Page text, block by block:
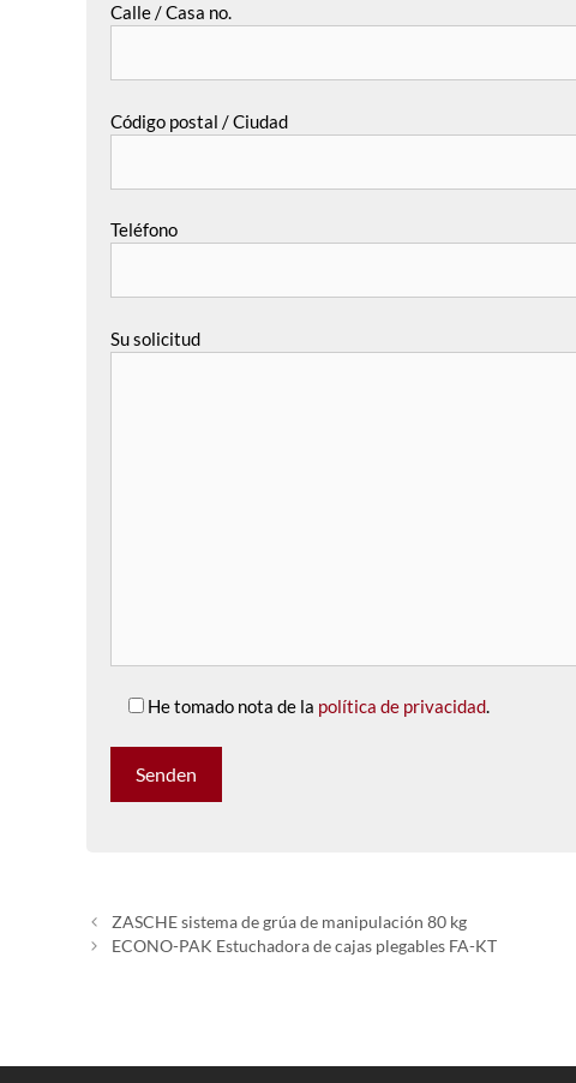
Calle / Casa no.
Código postal / Ciudad
Teléfono
Su solicitud
He tomado nota de la política de privacidad.
ZASCHE sistema de grúa de manipulación 80 kg
ECONO-PAK Estuchadora de cajas plegables FA-KT